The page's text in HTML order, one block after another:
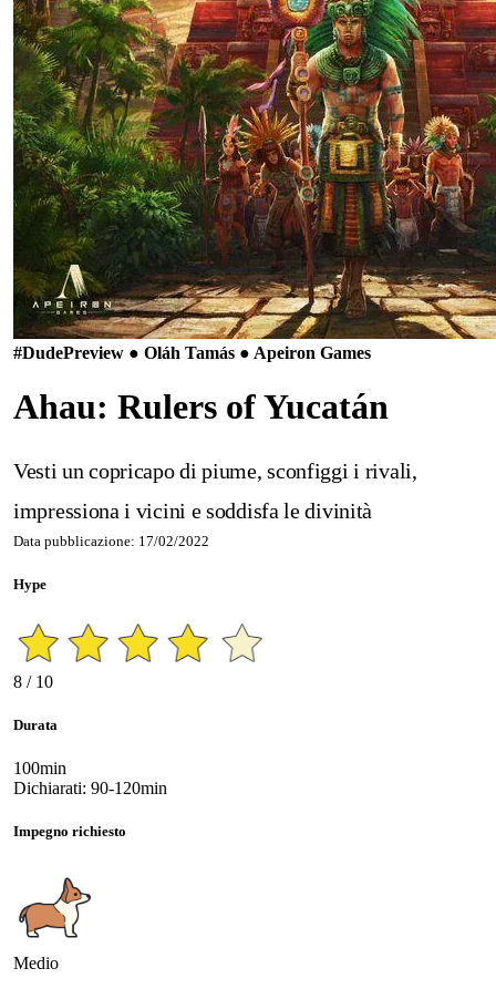
#DudePreview ● Oláh Tamás ● Apeiron Games
Ahau: Rulers of Yucatán
Vesti un copricapo di piume, sconfiggi i rivali,
impressiona i vicini e soddisfa le divinità
Data pubblicazione: 17/02/2022
Hype
8 / 10
Durata
100min
Dichiarati: 90-120min
Impegno richiesto
Medio